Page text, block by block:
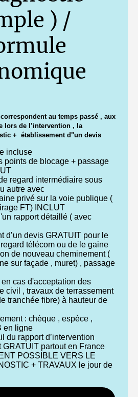
) /
au temps passé , aux
lors de l’intervention , la
+ établissement d"un devis
incluse
points de blocage + passage
regard intermédiaire sous
autre avec
privé sur la voie publique (
FT) INCLUT
rapport détaillé ( avec
d’un devis GRATUIT pour le
télécom ou de le gaine
de nouveau cheminement (
sur façade , muret) , passage
cas d'acceptation des
civil , travaux de terrassement
tranchée fibre) à hauteur de
: chèque , espèce ,
en ligne
du rapport d’intervention
GRATUIT partout en France
POSSIBLE VERS LE
+ TRAVAUX le jour de